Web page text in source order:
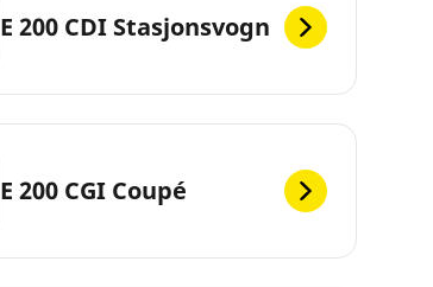
E 200 CDI Stasjonsvogn
E 200 CGI Coupé